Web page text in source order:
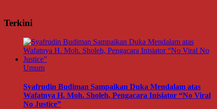
Terkini
Umum
Syafrudin Budiman Sampaikan Duka Mendalam atas
Wafatnya H. Moh. Sholeh, Pengacara Inisiator “No Viral
No Justice”